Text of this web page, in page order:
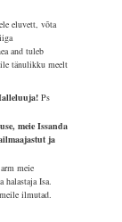
eluvett, võta
and tuleb
tänulikku meelt
Ps
meie Issanda
ja
meie
halastaja Isa.
ilmutad.